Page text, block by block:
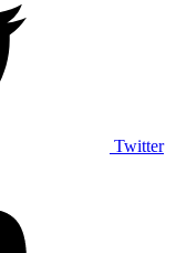
Twitter